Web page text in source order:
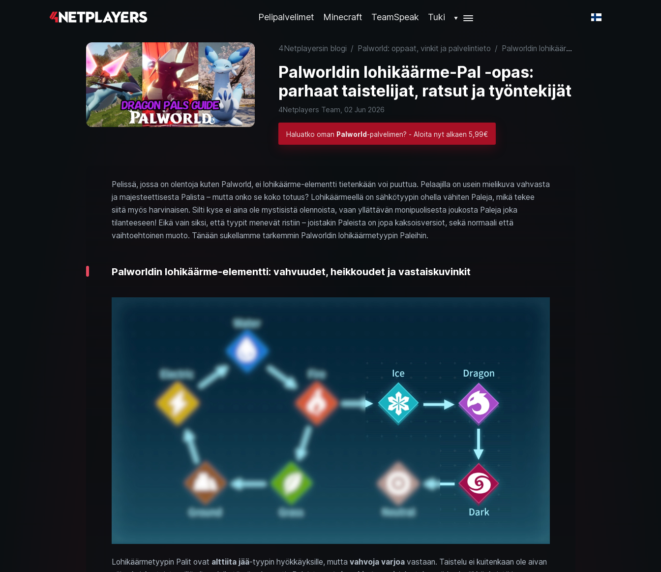
Pelipalvelimet Minecraft TeamSpeak Tuki ▼
4Netplayersin blogi / Palworld: oppaat, vinkit ja palvelintieto / Palworldin lohikäärme-Pal -opas: parhaat taistelijat, ratsut ja työntekijät
Palworldin lohikäärme-Pal -opas:
parhaat taistelijat, ratsut ja työntekijät
4Netplayers Team, 02 Jun 2026
Haluatko oman Palworld -palvelimen? - Aloita nyt alkaen 5,99€
Pelissä, jossa on olentoja kuten Palworld, ei lohikäärme-elementti tietenkään voi puuttua. Pelaajilla on usein mielikuva vahvasta
ja majesteettisesta Palista – mutta onko se koko totuus? Lohikäärmeellä on sähkötyypin ohella vähiten Paleja, mikä tekee
siitä myös harvinaisen. Silti kyse ei aina ole mystisistä olennoista, vaan yllättävän monipuolisesta joukosta Paleja joka
tilanteeseen! Eikä vain siksi, että tyypit menevät ristiin – joistakin Paleista on jopa kaksoisversiot, sekä normaali että
vaihtoehtoinen muoto. Tänään sukellamme tarkemmin Palworldin lohikäärmetyypin Paleihin.
Palworldin lohikäärme-elementti: vahvuudet, heikkoudet ja vastaiskuvinkit
Lohikäärmetyypin Palit ovat alttiita jää-tyypin hyökkäyksille, mutta vahvoja varjoavastaan. Taistelu ei kuitenkaan ole aivan